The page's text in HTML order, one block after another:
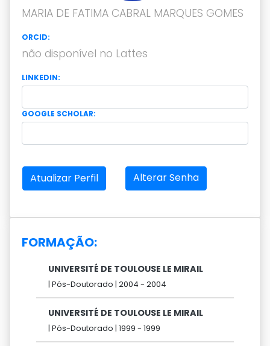
MARIA DE FATIMA CABRAL MARQUES GOMES
ORCID:
não disponível no Lattes
LINKEDIN:
GOOGLE SCHOLAR:
Atualizar Perfil Alterar Senha
FORMAÇÃO:
UNIVERSITÉ DE TOULOUSE LE MIRAIL
| Pós-Doutorado | 2004 - 2004
UNIVERSITÉ DE TOULOUSE LE MIRAIL
| Pós-Doutorado | 1999 - 1999